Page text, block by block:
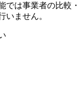
では事業者の比較・
いません。